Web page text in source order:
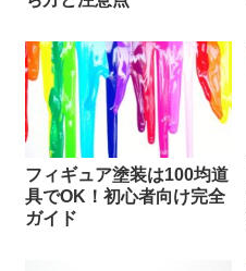
フィギュア塗装は100均道
具でOK！初心者向け完全
ガイド